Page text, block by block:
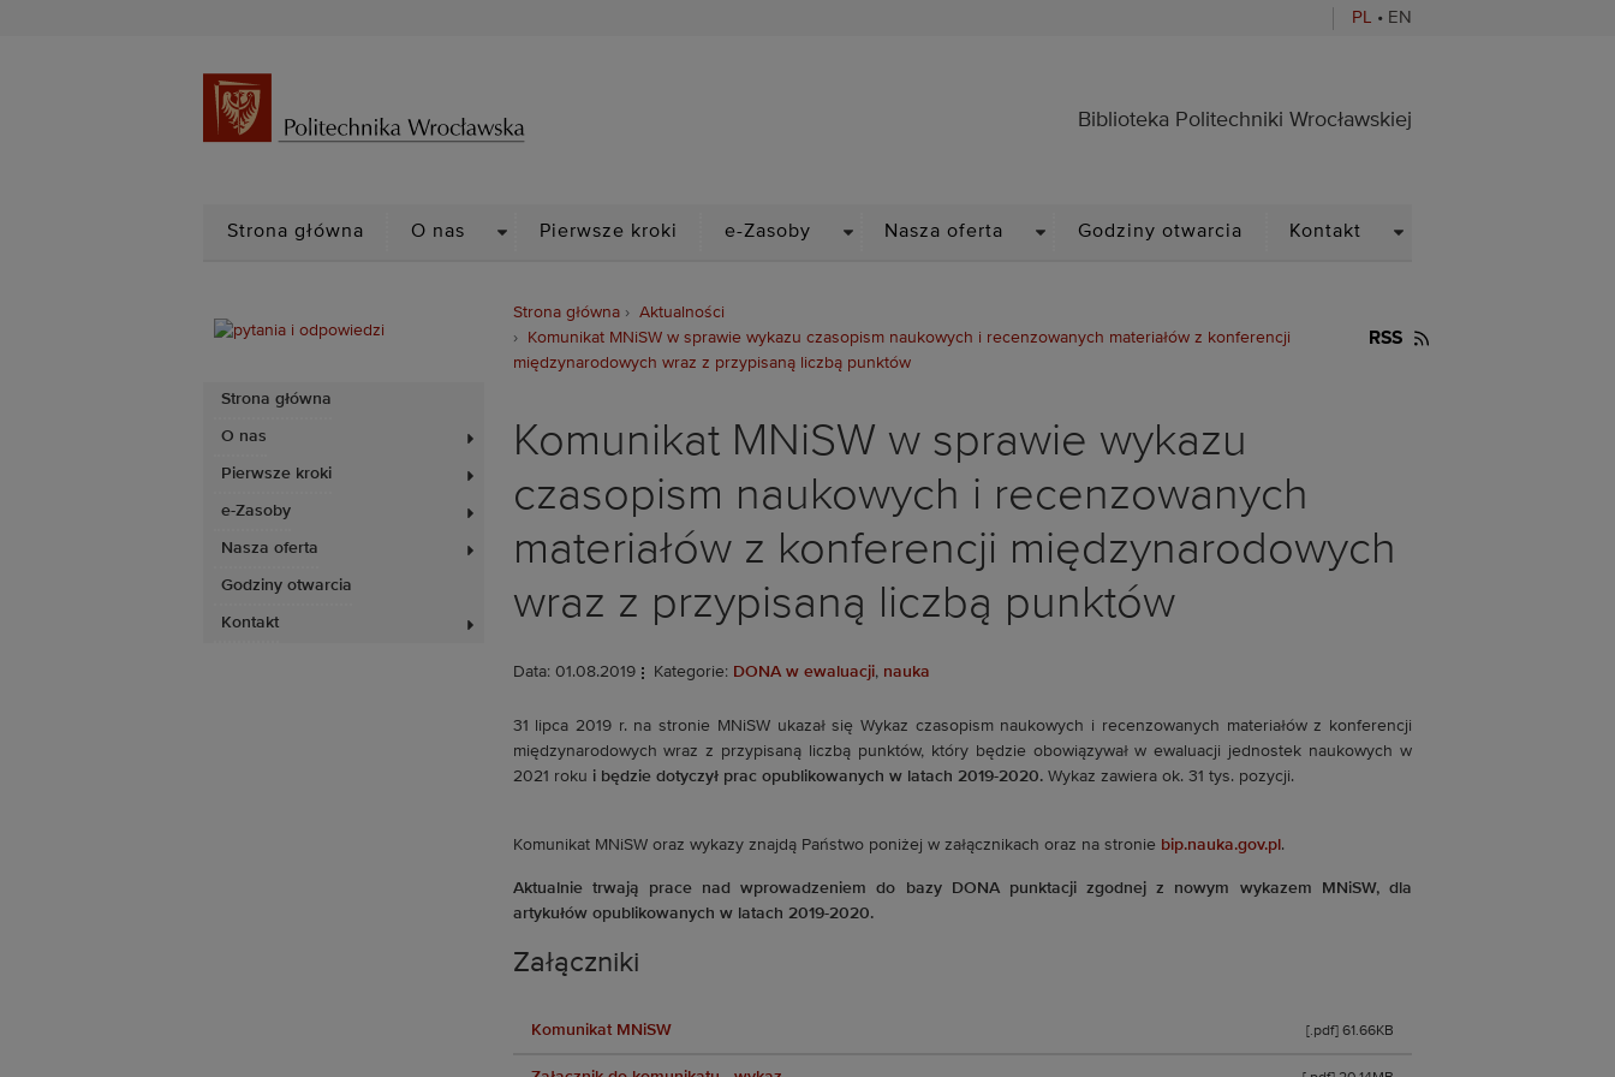
PL • EN
Biblioteka Politechniki Wrocławskiej
Biblioteka Politechniki Wrocławskiej
Strona główna O nas Pierwsze kroki e-Zasoby Nasza oferta Godziny otwarcia Kontakt
Strona główna
O nas
Pierwsze kroki
e-Zasoby
Nasza oferta
Godziny otwarcia
Kontakt
Strona główna
Aktualności
Komunikat MNiSW w sprawie wykazu czasopism naukowych i recenzowanych materiałów z konferencji
międzynarodowych wraz z przypisaną liczbą punktów
RSS
Komunikat MNiSW w sprawie wykazu
czasopism naukowych i recenzowanych
materiałów z konferencji międzynarodowych
wraz z przypisaną liczbą punktów
Data: 01.08.2019 Kategorie: DONA w ewaluacji, nauka
31 lipca 2019 r. na stronie MNiSW ukazał się Wykaz czasopism naukowych i recenzowanych materiałów z konferencji
międzynarodowych wraz z przypisaną liczbą punktów, który będzie obowiązywał w ewaluacji jednostek naukowych w
2021 roku i będzie dotyczył prac opublikowanych w latach 2019-2020.Wykaz zawiera ok. 31 tys. pozycji.
Komunikat MNiSW oraz wykazy znajdą Państwo poniżej w załącznikach oraz na stronie bip.nauka.gov.pl .
Aktualnie trwają prace nad wprowadzeniem do bazy DONA punktacji zgodnej z nowym wykazem MNiSW, dla
artykułów opublikowanych w latach 2019-2020.
Załączniki
Komunikat MNiSW [.pdf] 61.66KB